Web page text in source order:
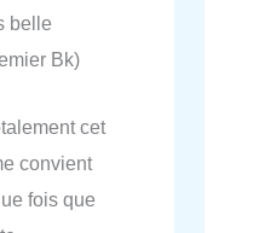
belle
Bk)
cet
convient
fois que